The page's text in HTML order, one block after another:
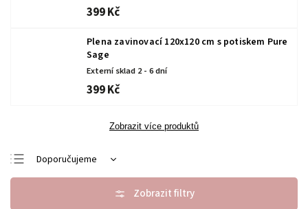
399 Kč
Plena zavinovací 120x120 cm s potiskem Pure
Sage
Externí sklad 2 - 6 dní
399 Kč
Zobrazit více produktů
Doporučujeme
Nejlevnější